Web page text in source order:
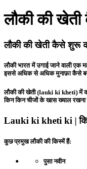
लौकी की
लौकी की खेती कैसे शुरू
लौकी भारत में उगाई जाने वाली
इससे अधिक से अधिक मुनाफ़ा कैसे
लौकी की खेती (lauki ki kheti) में
किन किन चीजों के खास ख्याल रखना
Lauki ki kheti ki |
कुछ प्रमुख लौकी की किस्में हैं:
पुसा नवीन